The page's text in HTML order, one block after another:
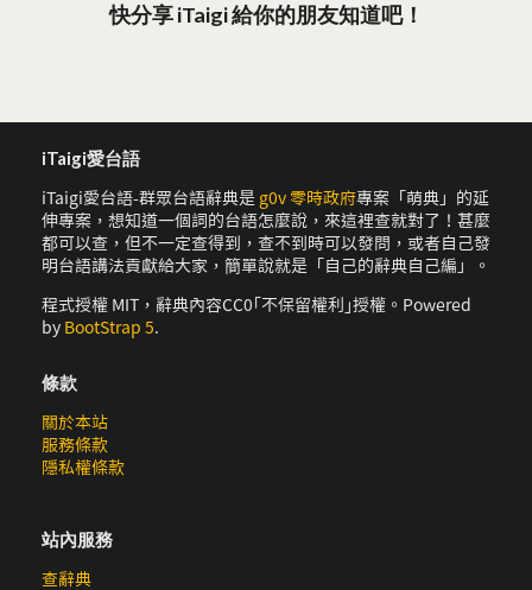
快分享 iTaigi 給你的朋友知道吧！
iTaigi愛台語
iTaigi愛台語-群眾台語辭典是 g0v 零時政府專案「萌典」的延
伸專案，想知道一個詞的台語怎麼說，來這裡查就對了！甚麼
都可以查，但不一定查得到，查不到時可以發問，或者自己發
明台語講法貢獻給大家，簡單說就是「自己的辭典自己編」。
程式授權 MIT，辭典內容CC0｢不保留權利｣授權。Powered
by BootStrap 5.
條款
關於本站
服務條款
隱私權條款
站內服務
查辭典